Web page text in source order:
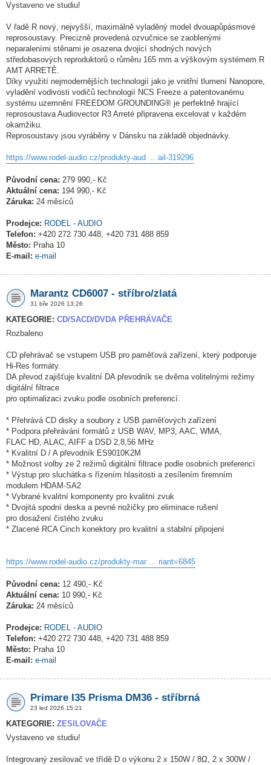
Vystaveno ve studiu!
V řadě R nový, nejvyšší, maximálně vyladěný model dvouapůpásmové
reprosoustavy. Precizně provedená ozvučnice se zaoblenými
neparaleními stěnami je osazena dvojicí shodných nových
středobasových reproduktorů o růměru 165 mm a výškovým systémem R
AMT ARRETÉ.
Díky využití nejmodernějších technologií jako je vnitřní tlumení Nanopore,
vyladění vodivosti vodičů technologií NCS Freeze a patentovanému
systému uzemnění FREEDOM GROUNDING® je perfektně hrající
reprosoustava Audiovector R3 Arreté připravena excelovat v každém
okamžiku.
Reprosoustavy jsou vyráběny v Dánsku na základě objednávky.
https://www.rodel-audio.cz/produkty-aud ... ail-319296
Původní cena: 279 990,- Kč
Aktuální cena: 194 990,- Kč
Záruka: 24 měsíců
Prodejce: RODEL - AUDIO
Telefon: +420 272 730 448, +420 731 488 859
Město: Praha 10
E-mail: e-mail
Marantz CD6007 - stříbro/zlatá
31 bře 2026 13:26
KATEGORIE: CD/SACD/DVDA PŘEHRÁVAČE
Rozbaleno
CD přehrávač se vstupem USB pro paměťová zařízení, který podporuje
Hi-Res formáty.
DA převod zajišťuje kvalitní DA převodník se dvěma volitelnými režimy
digitální filtrace
pro optimalizaci zvuku podle osobních preferencí.
* Přehrává CD disky a soubory z USB paměťových zařízení
* Podpora přehrávání formátů z USB WAV, MP3, AAC, WMA,
FLAC HD, ALAC, AIFF a DSD 2,8,56 MHz
* Kvalitní D / A převodník ES9010K2M
* Možnost volby ze 2 režimů digitální filtrace podle osobních preferencí
* Výstup pro sluchátka s řízením hlasitosti a zesílením firemním
modulem HDAM-SA2
* Vybrané kvalitní komponenty pro kvalitní zvuk
* Dvojitá spodní deska a pevné nožičky pro eliminace rušení
pro dosažení čistého zvuku
* Zlacené RCA Cinch konektory pro kvalitní a stabilní připojení
https://www.rodel-audio.cz/produkty-mar ... riant=6845
Původní cena: 12 490,- Kč
Aktuální cena: 10 990,- Kč
Záruka: 24 měsíců
Prodejce: RODEL - AUDIO
Telefon: +420 272 730 448, +420 731 488 859
Město: Praha 10
E-mail: e-mail
Primare I35 Prisma DM36 - stříbrná
23 led 2026 15:21
KATEGORIE: ZESILOVAČE
Vystaveno ve studiu!
Integrovaný zesilovač ve třídě D o výkonu 2 x 150W / 8Ω, 2 x 300W /